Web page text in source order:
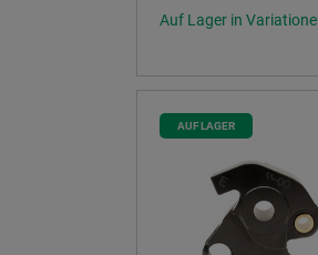
Auf Lager in
AUF LAGER